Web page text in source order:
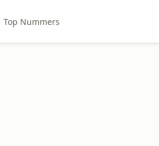
Top Nummers